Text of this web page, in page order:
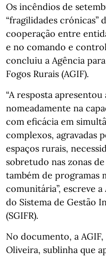
Os incêndios de
“fragilidades crónicas”
cooperação entre
e no comando e
concluiu a Agência
Fogos Rurais (AGIF).
“A resposta
nomeadamente na
com eficácia em
complexos, agravadas
espaços rurais,
sobretudo nas zonas
também de programas
comunitária”, escreve
do Sistema de Gestão
(SGIFR).
No documento, a
Oliveira, sublinha que